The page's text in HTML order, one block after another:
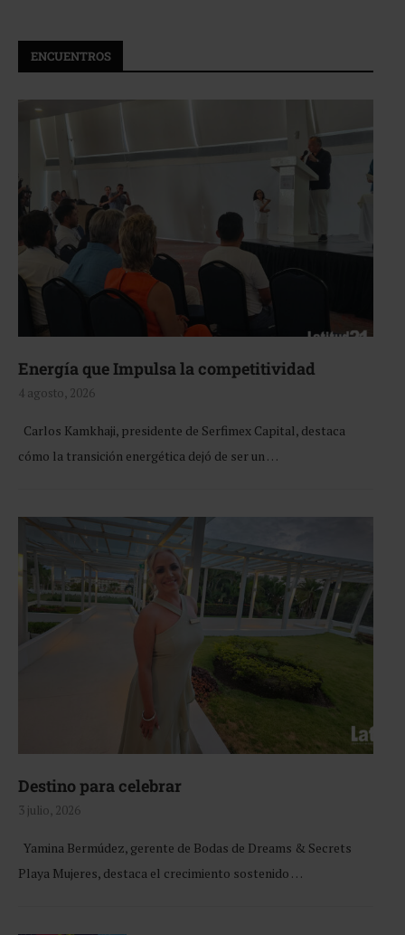
ENCUENTROS
Energía que Impulsa la competitividad
4 agosto, 2026
Carlos Kamkhaji, presidente de Serfimex Capital, destaca
cómo la transición energética dejó de ser un …
Destino para celebrar
3 julio, 2026
Yamina Bermúdez, gerente de Bodas de Dreams & Secrets
Playa Mujeres, destaca el crecimiento sostenido …